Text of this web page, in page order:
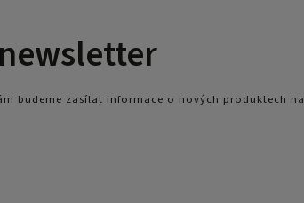
budeme zasílat informace o nových produktech na